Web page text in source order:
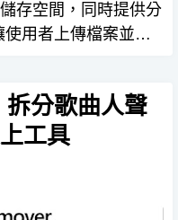
存空間，同時提供分
分歌曲人聲
工具